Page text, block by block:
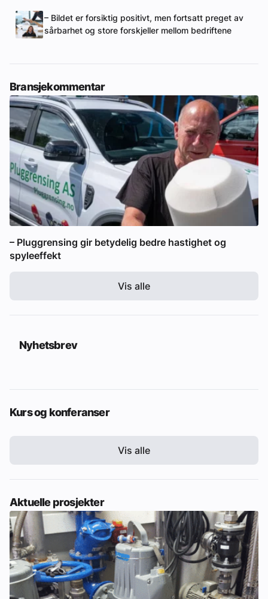
– Bildet er forsiktig positivt, men fortsatt preget av
sårbarhet og store forskjeller mellom bedriftene
Bransjekommentar
– Pluggrensing gir betydelig bedre hastighet og
spyleeffekt
Vis alle
Nyhetsbrev
Kurs og konferanser
Vis alle
Aktuelle prosjekter